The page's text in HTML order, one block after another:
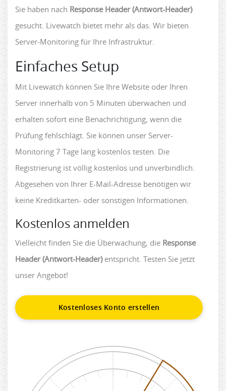
Sie haben nach Response Header (Antwort-Header)
gesucht. Livewatch bietet mehr als das. Wir bieten
Server-Monitoring für Ihre Infrastruktur.
Einfaches Setup
Mit Livewatch können Sie Ihre Website oder Ihren
Server innerhalb von 5 Minuten überwachen und
erhalten sofort eine Benachrichtigung, wenn die
Prüfung fehlschlägt. Sie können unser Server-
Monitoring 7 Tage lang kostenlos testen. Die
Registrierung ist völlig kostenlos und unverbindlich.
Abgesehen von Ihrer E-Mail-Adresse benötigen wir
keine Kreditkarten- oder sonstigen Informationen.
Kostenlos anmelden
Vielleicht finden Sie die Überwachung, die Response
Header (Antwort-Header)entspricht. Testen Sie jetzt
unser Angebot!
Kostenloses Konto erstellen